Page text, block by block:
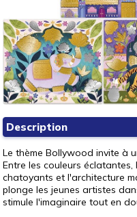
Description
Le thème Bollywood invite à
Entre les couleurs
chatoyants et l'architecture
plonge les jeunes artistes
stimule l'imaginaire tout en